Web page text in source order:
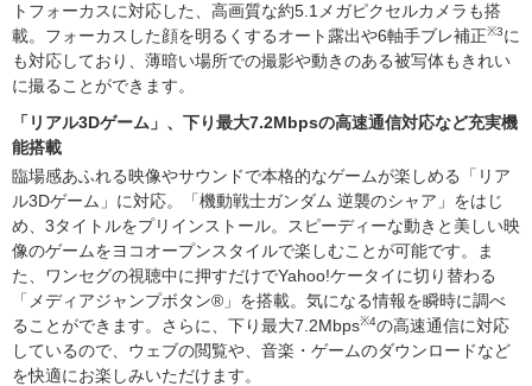
トフォーカスに対応した、高画質な約5.1メガピクセルカメラも搭
載。フォーカスした顔を明るくするオート露出や6軸手ブレ補正※3に
も対応しており、薄暗い場所での撮影や動きのある被写体もきれい
に撮ることができます。
「リアル3Dゲーム」、下り最大7.2Mbpsの高速通信対応など充実機
能搭載
臨場感あふれる映像やサウンドで本格的なゲームが楽しめる「リア
ル3Dゲーム」に対応。「機動戦士ガンダム 逆襲のシャア」をはじ
め、3タイトルをプリインストール。スピーディーな動きと美しい映
像のゲームをヨコオープンスタイルで楽しむことが可能です。ま
た、ワンセグの視聴中に押すだけでYahoo!ケータイに切り替わる
「メディアジャンプボタン®」を搭載。気になる情報を瞬時に調べ
ることができます。さらに、下り最大7.2Mbps※4の高速通信に対応
しているので、ウェブの閲覧や、音楽・ゲームのダウンロードなど
を快適にお楽しみいただけます。